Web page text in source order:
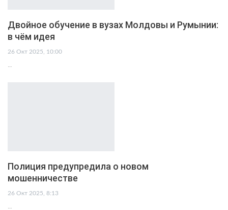
Двойное обучение в вузах Молдовы и Румынии:
в чём идея
26 Окт 2025, 10:00
…
Полиция предупредила о новом
мошенничестве
26 Окт 2025, 8:13